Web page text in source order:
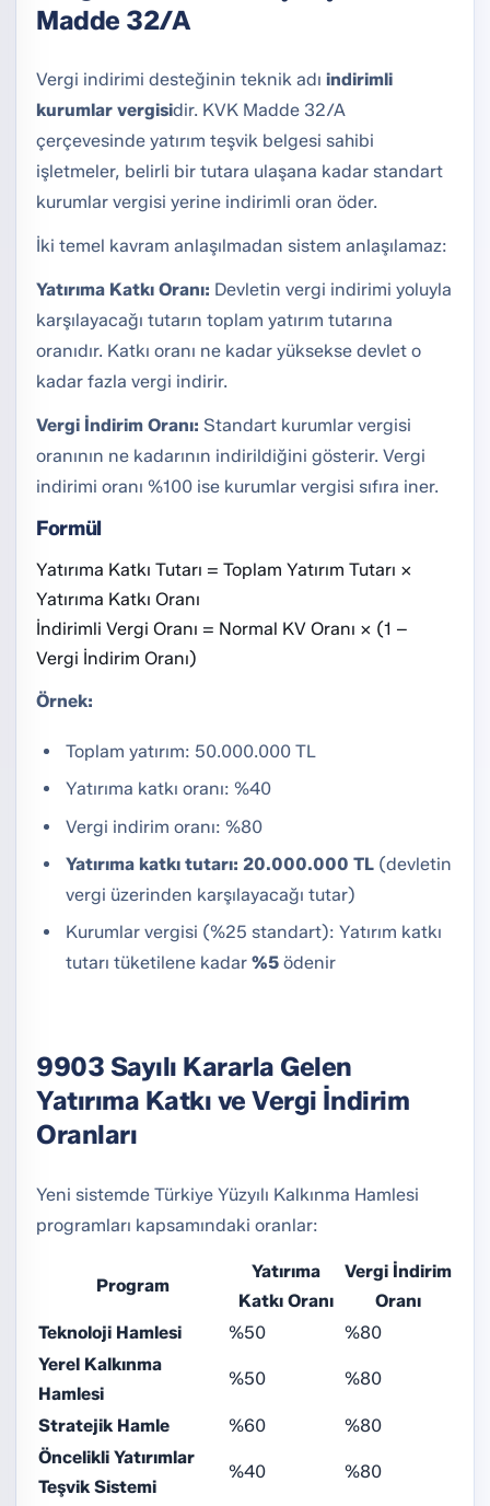
Madde 32/A
Vergi indirimi desteğinin teknik adı indirimli
kurumlar vergisidir. KVK Madde 32/A
çerçevesinde yatırım teşvik belgesi sahibi
işletmeler, belirli bir tutara ulaşana kadar standart
kurumlar vergisi yerine indirimli oran öder.
İki temel kavram anlaşılmadan sistem anlaşılamaz:
Yatırıma Katkı Oranı: Devletin vergi indirimi yoluyla
karşılayacağı tutarın toplam yatırım tutarına
oranıdır. Katkı oranı ne kadar yüksekse devlet o
kadar fazla vergi indirir.
Vergi İndirim Oranı: Standart kurumlar vergisi
oranının ne kadarının indirildiğini gösterir. Vergi
indirimi oranı %100 ise kurumlar vergisi sıfıra iner.
Formül
Yatırıma Katkı Tutarı = Toplam Yatırım Tutarı ×
Yatırıma Katkı Oranı
İndirimli Vergi Oranı = Normal KV Oranı × (1 −
Vergi İndirim Oranı)
Örnek:
Toplam yatırım: 50.000.000 TL
Yatırıma katkı oranı: %40
Vergi indirim oranı: %80
Yatırıma katkı tutarı: 20.000.000 TL (devletin
vergi üzerinden karşılayacağı tutar)
Kurumlar vergisi (%25 standart): Yatırım katkı
tutarı tüketilene kadar%5 ödenir
9903 Sayılı Kararla Gelen
Yatırıma Katkı ve Vergi İndirim
Oranları
Yeni sistemde Türkiye Yüzyılı Kalkınma Hamlesi
programları kapsamındaki oranlar:
Program
Yatırıma
Katkı Oranı
Vergi İndirim
Oranı
Teknoloji Hamlesi
%50
%80
Yerel Kalkınma
Hamlesi
%50 %80
Stratejik Hamle %60
%80
Öncelikli Yatırımlar
Teşvik Sistemi
%40 %80